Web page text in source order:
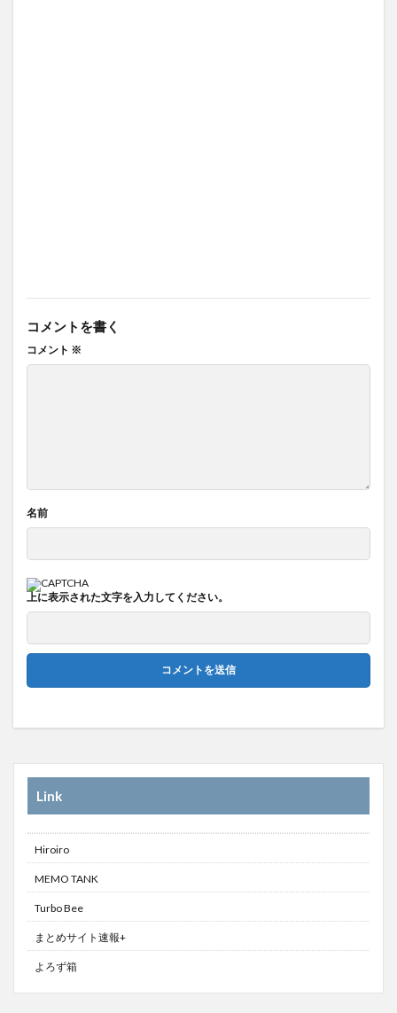
コメントを書く
コメント ※
名前
上に表示された文字を入力してください。
Link
Hiroiro
MEMO TANK
Turbo Bee
まとめサイト速報+
よろず箱